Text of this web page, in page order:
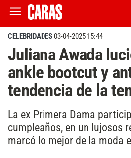
CELEBRIDADES03-04-2025 15:44
Juliana Awada
ankle bootcut y
tendencia de la
La ex Primera Dama
cumpleaños, en un lujosos
marcó lo mejor de la moda